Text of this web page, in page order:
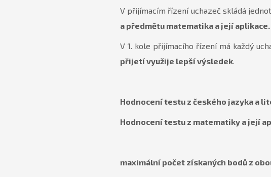
V přijímacím řízení uchazeč skládá
a předmětu matematika a její aplikace.
V 1. kole přijímacího řízení má každý
přijetí využije lepší výsledek.
Hodnocení testu z českého jazyka
Hodnocení testu z matematiky a
maximální počet získaných bodů z